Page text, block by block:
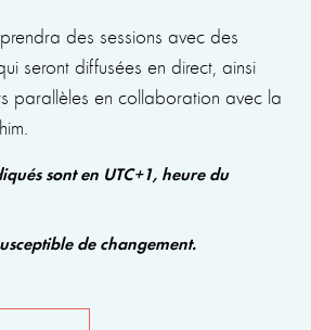
des sessions avec des
seront diffusées en direct, ainsi
parallèles en collaboration avec la
sont en UTC+1, heure du
de changement.